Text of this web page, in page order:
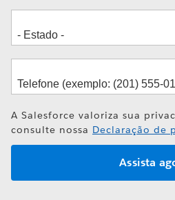
A Salesforce valoriza sua
consulte nossa Declaração de